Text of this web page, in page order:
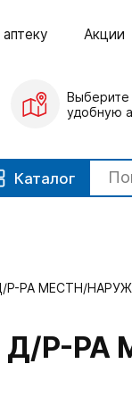
Акции
Выберите
удобную
Каталог
Р-РА МЕСТН/
Д/Р-